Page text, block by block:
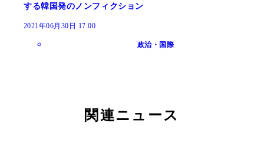
する韓国発のノンフィクション
2021年06月30日 17:00
政治・国際
関連ニュース